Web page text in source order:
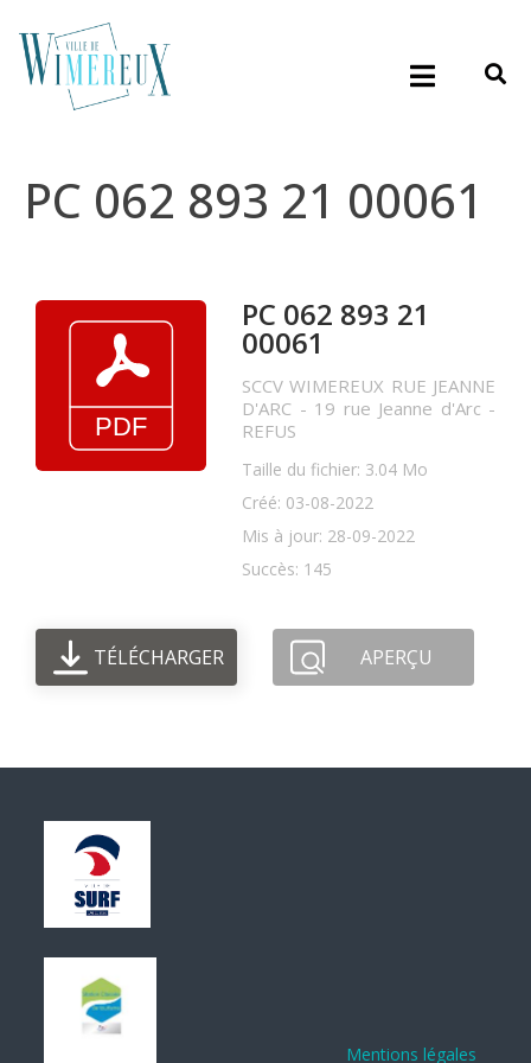
PC 062 893 21 00061
PC 062 893 21
00061
SCCV WIMEREUX RUE JEANNE
D'ARC - 19 rue Jeanne d'Arc -
REFUS
Taille du fichier: 3.04 Mo
Créé: 03-08-2022
Mis à jour: 28-09-2022
Succès: 145
TÉLÉCHARGER APERÇU
Mentions légales